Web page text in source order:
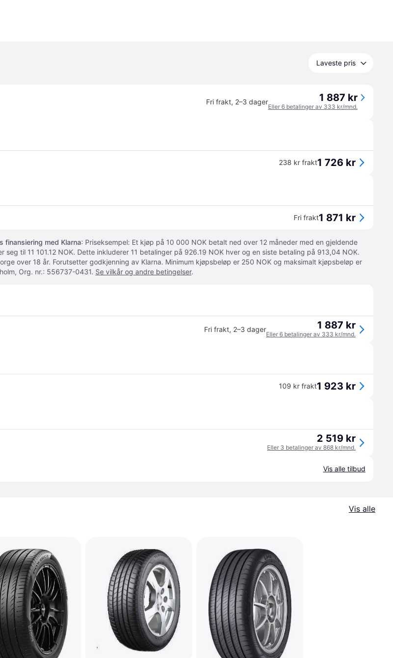
Laveste pris
Fri frakt, 2–3 dager 1 887 kr
Eller 6 betalinger av 333 kr/mnd.
238 kr frakt1 726 kr
Fri frakt1 871 kr
finansiering med Klarna: Priseksempel: Et kjøp på 10 000 NOK betalt ned over 12 måneder med en gjeldende
til 11 101.12 NOK. Dette inkluderer 11 betalinger på 926.19 NOK hver og en siste betaling på 913,04 NOK.
over 18 år. Forutsetter godkjenning av Klarna. Minimum kjøpsbeløp er 250 NOK og maksimalt kjøpsbeløp er
Org. nr.: 556737-0431. Se vilkår og andre betingelser.
Fri frakt, 2–3 dager 1 887 kr
Eller 6 betalinger av 333 kr/mnd.
109 kr frakt1 923 kr
2 519 kr
Eller 3 betalinger av 868 kr/mnd.
Vis alle tilbud
Vis alle